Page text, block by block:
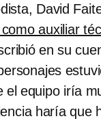
David
auxiliar
en su
el equipo iría
haría que